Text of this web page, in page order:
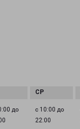
до
с 10:00 до
22:00